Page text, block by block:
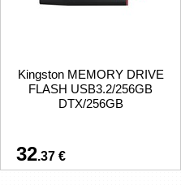
Kingston MEMORY DRIVE
FLASH USB3.2/256GB
DTX/256GB
32.37 €